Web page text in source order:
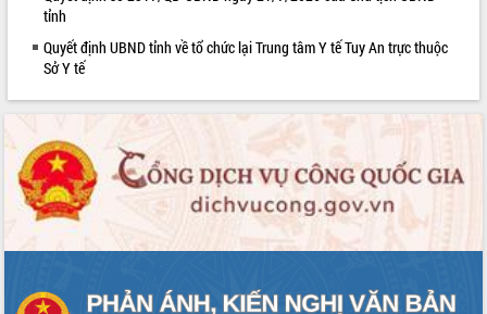
tỉnh
Quyết định UBND tỉnh về tổ chức lại Trung tâm Y tế Tuy An trực thuộc
Sở Y tế